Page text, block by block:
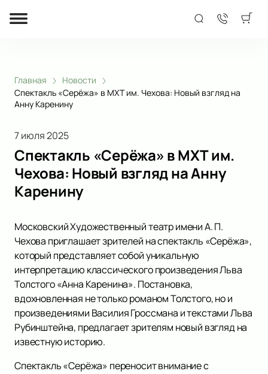
Главная
Новости
Спектакль «Серёжа» в МХТ им. Чехова: Новый взгляд на
Анну Каренину
7 июля 2025
Спектакль «Серёжа» в МХТ им.
Чехова: Новый взгляд на Анну
Каренину
Московский Художественный театр имени А. П.
Чехова приглашает зрителей на спектакль «Серёжа»,
который представляет собой уникальную
интерпретацию классического произведения Льва
Толстого «Анна Каренина». Постановка,
вдохновленная не только романом Толстого, но и
произведениями Василия Гроссмана и текстами Льва
Рубинштейна, предлагает зрителям новый взгляд на
известную историю.
Спектакль «Серёжа» переносит внимание с